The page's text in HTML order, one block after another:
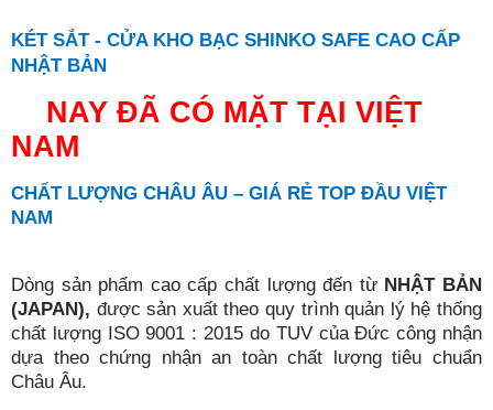
KÉT SẮT - CỬA KHO BẠC SHINKO SAFE CAO CẤP
NHẬT BẢN
NAY ĐÃ CÓ MẶT TẠI VIỆT
NAM
CHẤT LƯỢNG CHÂU ÂU – GIÁ RẺ TOP ĐẦU VIỆT
NAM
Dòng sản phẩm cao cấp chất lượng đến từ NHẬT BẢN
(JAPAN), được sản xuất theo quy trình quản lý hệ thống
chất lượng ISO 9001 : 2015 do TUV của Đức công nhận
dựa theo chứng nhận an toàn chất lượng tiêu chuẩn
Châu Âu.